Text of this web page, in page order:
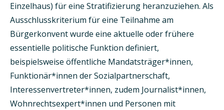
Einzelhaus) für eine Stratifizierung heranzuziehen. Als
Ausschlusskriterium für eine Teilnahme am
Bürgerkonvent wurde eine aktuelle oder frühere
essentielle politische Funktion definiert,
beispielsweise öffentliche Mandatsträger*innen,
Funktionär*innen der Sozialpartnerschaft,
Interessenvertreter*innen, zudem Journalist*innen,
Wohnrechtsexpert*innen und Personen mit